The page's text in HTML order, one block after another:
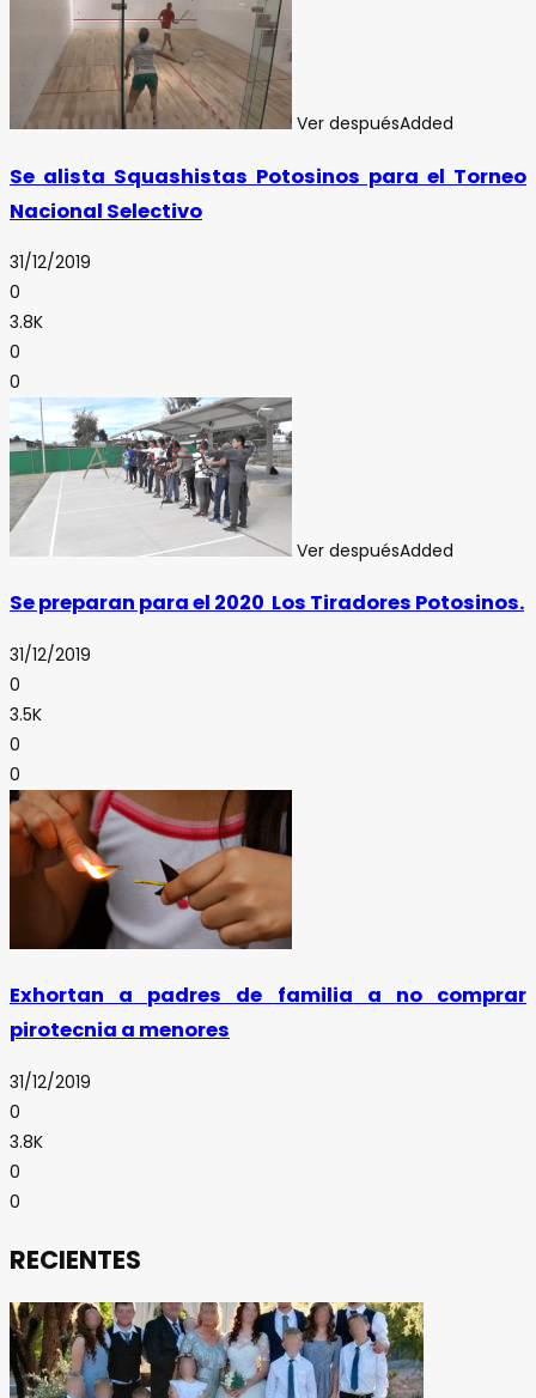
Ver despuésAdded
Se alista Squashistas Potosinos para el Torneo
Nacional Selectivo
31/12/2019
0
3.8K
0
0
Ver despuésAdded
Se preparan para el 2020 Los Tiradores Potosinos.
31/12/2019
0
3.5K
0
0
Exhortan a padres de familia a no comprar
pirotecnia a menores
31/12/2019
0
3.8K
0
0
RECIENTES